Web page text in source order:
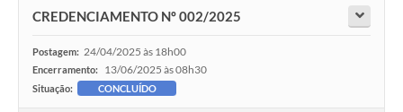
CREDENCIAMENTO Nº 002/2025
Postagem: 24/04/2025 às 18h00
Encerramento: 13/06/2025 às 08h30
Situação: CONCLUÍDO